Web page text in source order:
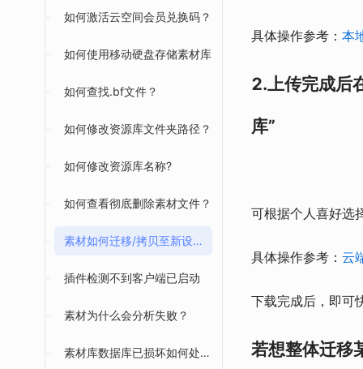
如何激活云空间会员兑换码？
如何使用移动硬盘存储素材库
如何查找.bf文件？
如何修改资源库文件夹路径？
如何修改资源库名称?
如何查看彻底删除素材文件？
素材如何迁移/拷贝至新设备？
插件检测不到客户端已启动
素材为什么会分析失败？
素材库数据库已损坏如何处理？
具体操作参考： 本
2.上传完成后
库”
可根据个人喜好选
具体操作参考： 云
下载完成后，即可
若想整体迁移